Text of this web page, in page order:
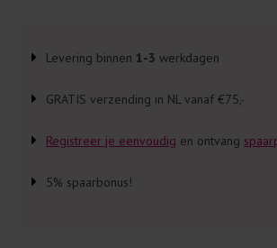
Levering binnen 1-3 werkdagen
GRATIS verzending in NL vanaf €75,-
Registreer je eenvoudig en ontvang
5% spaarbonus!